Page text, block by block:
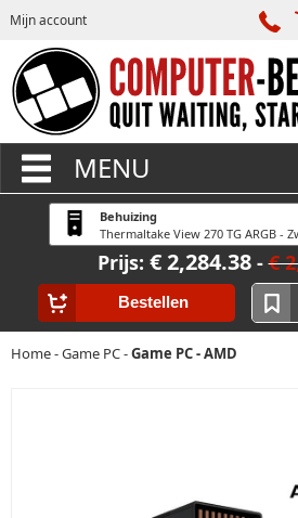
Mijn account
MENU
Behuizing
Thermaltake View 270 TG ARGB -
Prijs: € 2,284.38-€
Bestellen
Home-Game PC-Game PC - AMD